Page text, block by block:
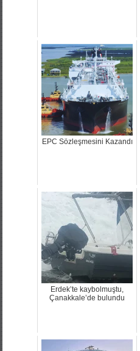
EPC Sözleşmesini Kazandı
Erdek’te kaybolmuştu,
Çanakkale’de bulundu